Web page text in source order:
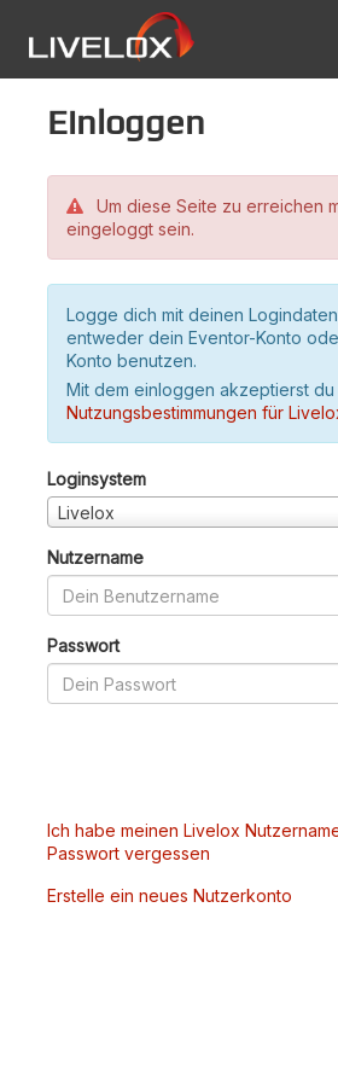
Einloggen
Um diese Seite zu erreichen
eingeloggt sein.
Logge dich mit deinen
entweder dein Eventor-Konto
Konto benutzen.
Mit dem einloggen akzeptierst du
Nutzungsbestimmungen für
Loginsystem
Livelox
Nutzername
Passwort
Ich habe meinen Livelox
Passwort vergessen
Erstelle ein neues Nutzerkonto